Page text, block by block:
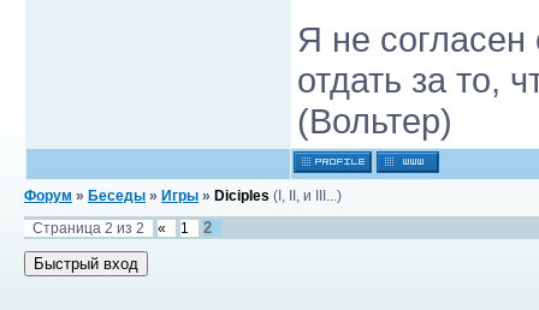
Я не
отдать за то,
(Вольтер)
Форум » Беседы » Игры » Diciples (I, II, и III...)
Страница 2 из 2 « 1 2